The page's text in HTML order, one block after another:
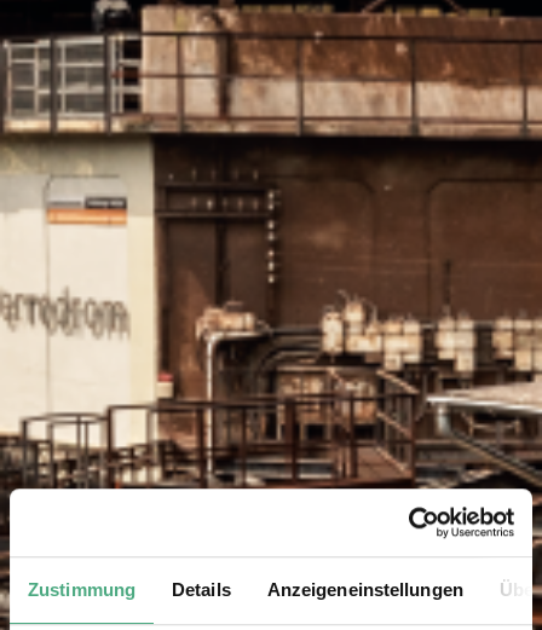
Zustimmung Details Anzeigeneinstellungen